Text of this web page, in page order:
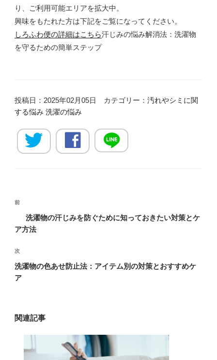
り、ご利用可能エリアを拡大中。
興味をもたれた方は下記をご覧になってください。
しろふわ便の詳細はこちら汗じみの悩み解消法：洗濯物
を守るための簡単ステップ
投稿日：2025年02月05日 カテゴリー： 汚れやシミに関
する悩み 洗濯の悩み
投
ナ
ゲ
ー
シ
過
の
稿
前
洗濯物の汗じみを防ぐために知っておきたい対策とケ
ア方法
次
の
投
次
洗濯物の色あせ防止法：アイテム別の対策とおすすめケ
ア
関連記事